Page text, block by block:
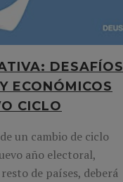
DESAFÍOS
ECONÓMICOS
CICLO
un cambio de ciclo
año electoral,
de países, deberá